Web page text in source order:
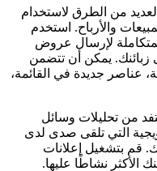
من الطرق لاستخدام
والأرباح. استخدم
لإرسال عروض
يمكن أن تتضمن
عناصر جديدة في القائمة،
من تحليلات وسائل
التي تلقى صدى لدى
قم بتشغيل إعلانات
الأكثر نشاطًا عليها.